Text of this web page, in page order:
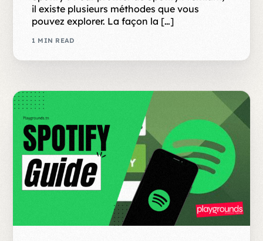
il existe plusieurs méthodes que vous
pouvez explorer. La façon la […]
1 MIN READ